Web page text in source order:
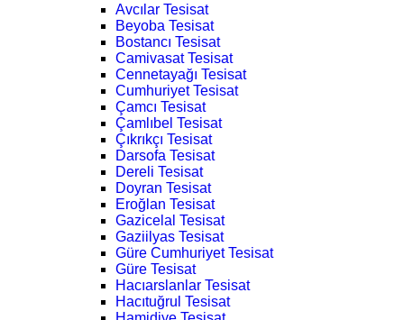
Avcılar Tesisat
Beyoba Tesisat
Bostancı Tesisat
Camivasat Tesisat
Cennetayağı Tesisat
Cumhuriyet Tesisat
Çamcı Tesisat
Çamlıbel Tesisat
Çıkrıkçı Tesisat
Darsofa Tesisat
Dereli Tesisat
Doyran Tesisat
Eroğlan Tesisat
Gazicelal Tesisat
Gaziilyas Tesisat
Güre Cumhuriyet Tesisat
Güre Tesisat
Hacıarslanlar Tesisat
Hacıtuğrul Tesisat